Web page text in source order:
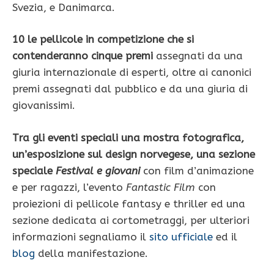
Svezia, e Danimarca.
10 le pellicole in competizione che si
contenderanno cinque premi assegnati da una
giuria internazionale di esperti, oltre ai canonici
premi assegnati dal pubblico e da una giuria di
giovanissimi.
Tra gli eventi speciali una mostra fotografica,
un’esposizione sul design norvegese, una sezione
specialeFestival e giovani con film d’animazione
e per ragazzi, l’evento Fantastic Film con
proiezioni di pellicole fantasy e thriller ed una
sezione dedicata ai cortometraggi, per ulteriori
informazioni segnaliamo il sito ufficiale ed il
blog della manifestazione.